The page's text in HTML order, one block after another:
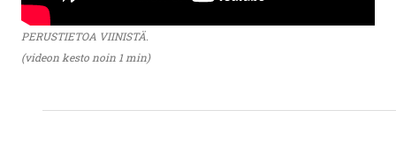
PERUSTIETOA VIINISTÄ.
(videon kesto noin 1 min)